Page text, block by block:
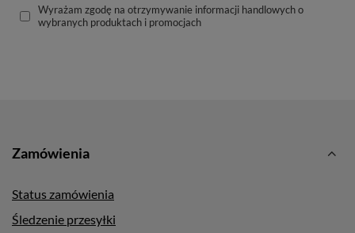
Wyrażam zgodę na otrzymywanie informacji handlowych o
wybranych produktach i promocjach
Zamówienia
Status zamówienia
Śledzenie przesyłki